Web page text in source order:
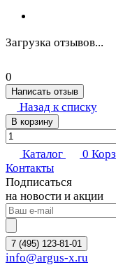
Загрузка отзывов...
0
Написать отзыв
Назад к списку
В корзину
Каталог 0
Контакты
Подписаться
на новости и акции
7 (495) 123-81-01
info@argus-x.ru